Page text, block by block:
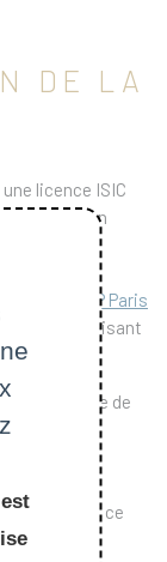
DE LA
licence ISIC
rentrée, en
mobile
IP Paris
dématérialisant
une date de
ISIC
(15 mois) ce